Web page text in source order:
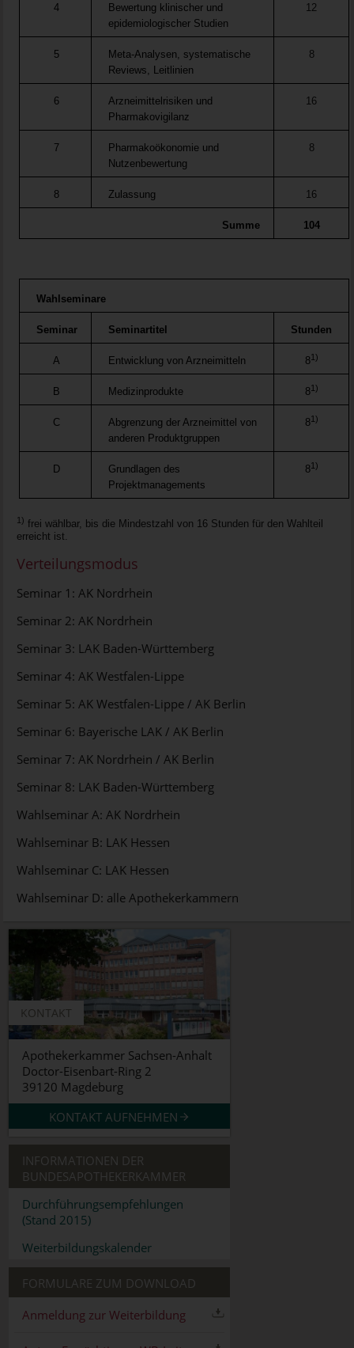
4
Bewertung klinischer und
epidemiologischer Studien
12
5
Meta-Analysen, systematische
Reviews, Leitlinien
8
6
Arzneimittelrisiken und
Pharmakovigilanz
16
7
Pharmakoökonomie und
Nutzenbewertung
8
8 Zulassung 16
Summe 104
Wahlseminare
Seminar Seminartitel Stunden
A Entwicklung von Arzneimitteln 81)
B Medizinprodukte 81)
C
Abgrenzung der Arzneimittel von
anderen Produktgruppen
81)
D
Grundlagen des
Projektmanagements
81)
1) frei wählbar, bis die Mindestzahl von 16 Stunden für den Wahlteil
erreicht ist.
Verteilungsmodus
Seminar 1: AK Nordrhein
Seminar 2: AK Nordrhein
Seminar 3: LAK Baden-Württemberg
Seminar 4: AK Westfalen-Lippe
Seminar 5: AK Westfalen-Lippe / AK Berlin
Seminar 6: Bayerische LAK / AK Berlin
Seminar 7: AK Nordrhein / AK Berlin
Seminar 8: LAK Baden-Württemberg
Wahlseminar A: AK Nordrhein
Wahlseminar B: LAK Hessen
Wahlseminar C: LAK Hessen
Wahlseminar D: alle Apothekerkammern
KONTAKT
Apothekerkammer Sachsen-Anhalt
Doctor-Eisenbart-Ring 2
39120 Magdeburg
KONTAKT AUFNEHMEN
INFORMATIONEN DER
BUNDESAPOTHEKERKAMMER
Durchführungsempfehlungen
(Stand 2015)
Weiterbildungskalender
FORMULARE ZUM DOWNLOAD
Anmeldung zur Weiterbildung